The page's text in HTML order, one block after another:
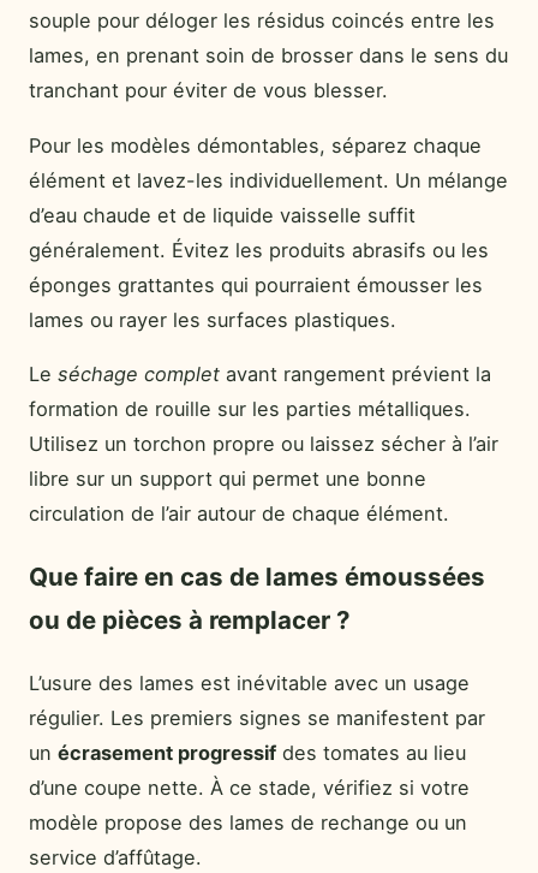
souple pour déloger les résidus coincés entre les
lames, en prenant soin de brosser dans le sens du
tranchant pour éviter de vous blesser.
Pour les modèles démontables, séparez chaque
élément et lavez-les individuellement. Un mélange
d’eau chaude et de liquide vaisselle suffit
généralement. Évitez les produits abrasifs ou les
éponges grattantes qui pourraient émousser les
lames ou rayer les surfaces plastiques.
Le séchage complet avant rangement prévient la
formation de rouille sur les parties métalliques.
Utilisez un torchon propre ou laissez sécher à l’air
libre sur un support qui permet une bonne
circulation de l’air autour de chaque élément.
Que faire en cas de lames émoussées
ou de pièces à remplacer ?
L’usure des lames est inévitable avec un usage
régulier. Les premiers signes se manifestent par
un écrasement progressif des tomates au lieu
d’une coupe nette. À ce stade, vérifiez si votre
modèle propose des lames de rechange ou un
service d’affûtage.